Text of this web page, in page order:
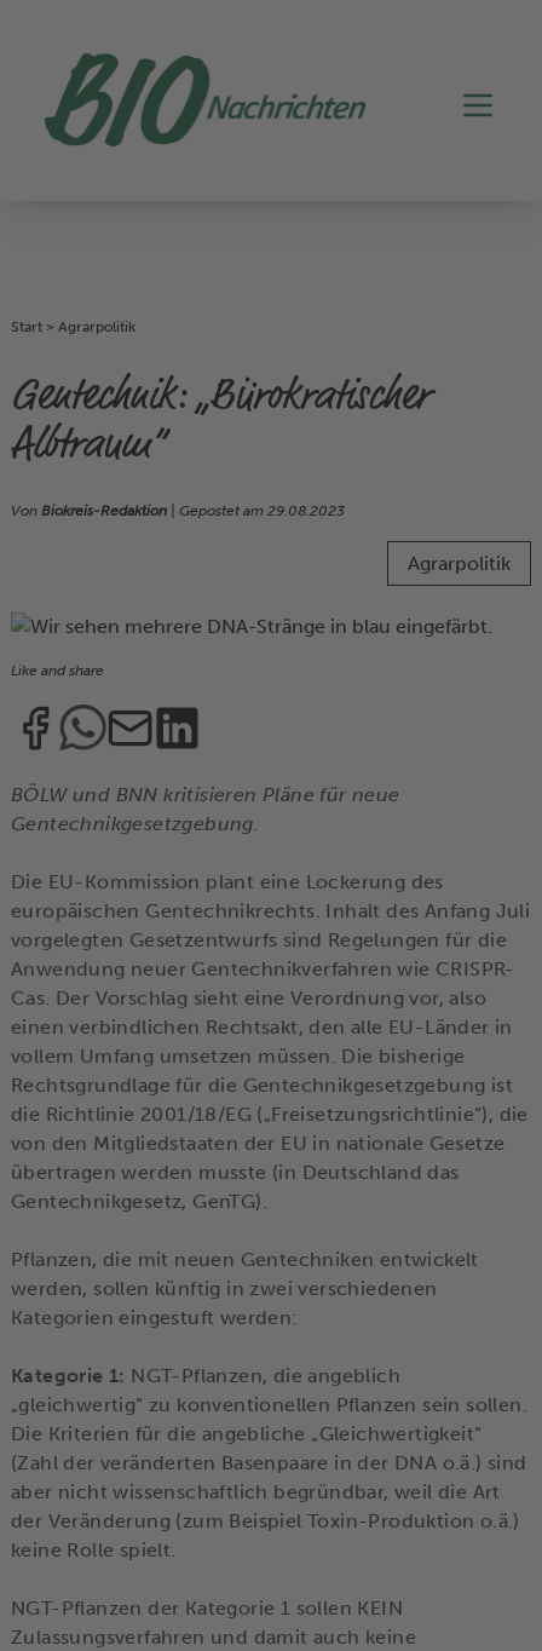
Start > Agrarpolitik
Gentechnik: „Bürokratischer
Albtraum“
Von Biokreis-Redaktion| Gepostet am 29.08.2023
Agrarpolitik
Like and share
BÖLW und BNN kritisieren Pläne für neue
Gentechnikgesetzgebung.
Die EU-Kommission plant eine Lockerung des
europäischen Gentechnikrechts. Inhalt des Anfang Juli
vorgelegten Gesetzentwurfs sind Regelungen für die
Anwendung neuer Gentechnikverfahren wie CRISPR-
Cas. Der Vorschlag sieht eine Verordnung vor, also
einen verbindlichen Rechtsakt, den alle EU-Länder in
vollem Umfang umsetzen müssen. Die bisherige
Rechtsgrundlage für die Gentechnikgesetzgebung ist
die Richtlinie 2001/18/EG („Freisetzungsrichtlinie“), die
von den Mitgliedstaaten der EU in nationale Gesetze
übertragen werden musste (in Deutschland das
Gentechnikgesetz, GenTG).
Pflanzen, die mit neuen Gentechniken entwickelt
werden, sollen künftig in zwei verschiedenen
Kategorien eingestuft werden:
Kategorie 1: NGT-Pflanzen, die angeblich
„gleichwertig“ zu konventionellen Pflanzen sein sollen.
Die Kriterien für die angebliche „Gleichwertigkeit“
(Zahl der veränderten Basenpaare in der DNA o.ä.) sind
aber nicht wissenschaftlich begründbar, weil die Art
der Veränderung (zum Beispiel Toxin-Produktion o.ä.)
keine Rolle spielt.
NGT-Pflanzen der Kategorie 1 sollen KEIN
Zulassungsverfahren und damit auch keine